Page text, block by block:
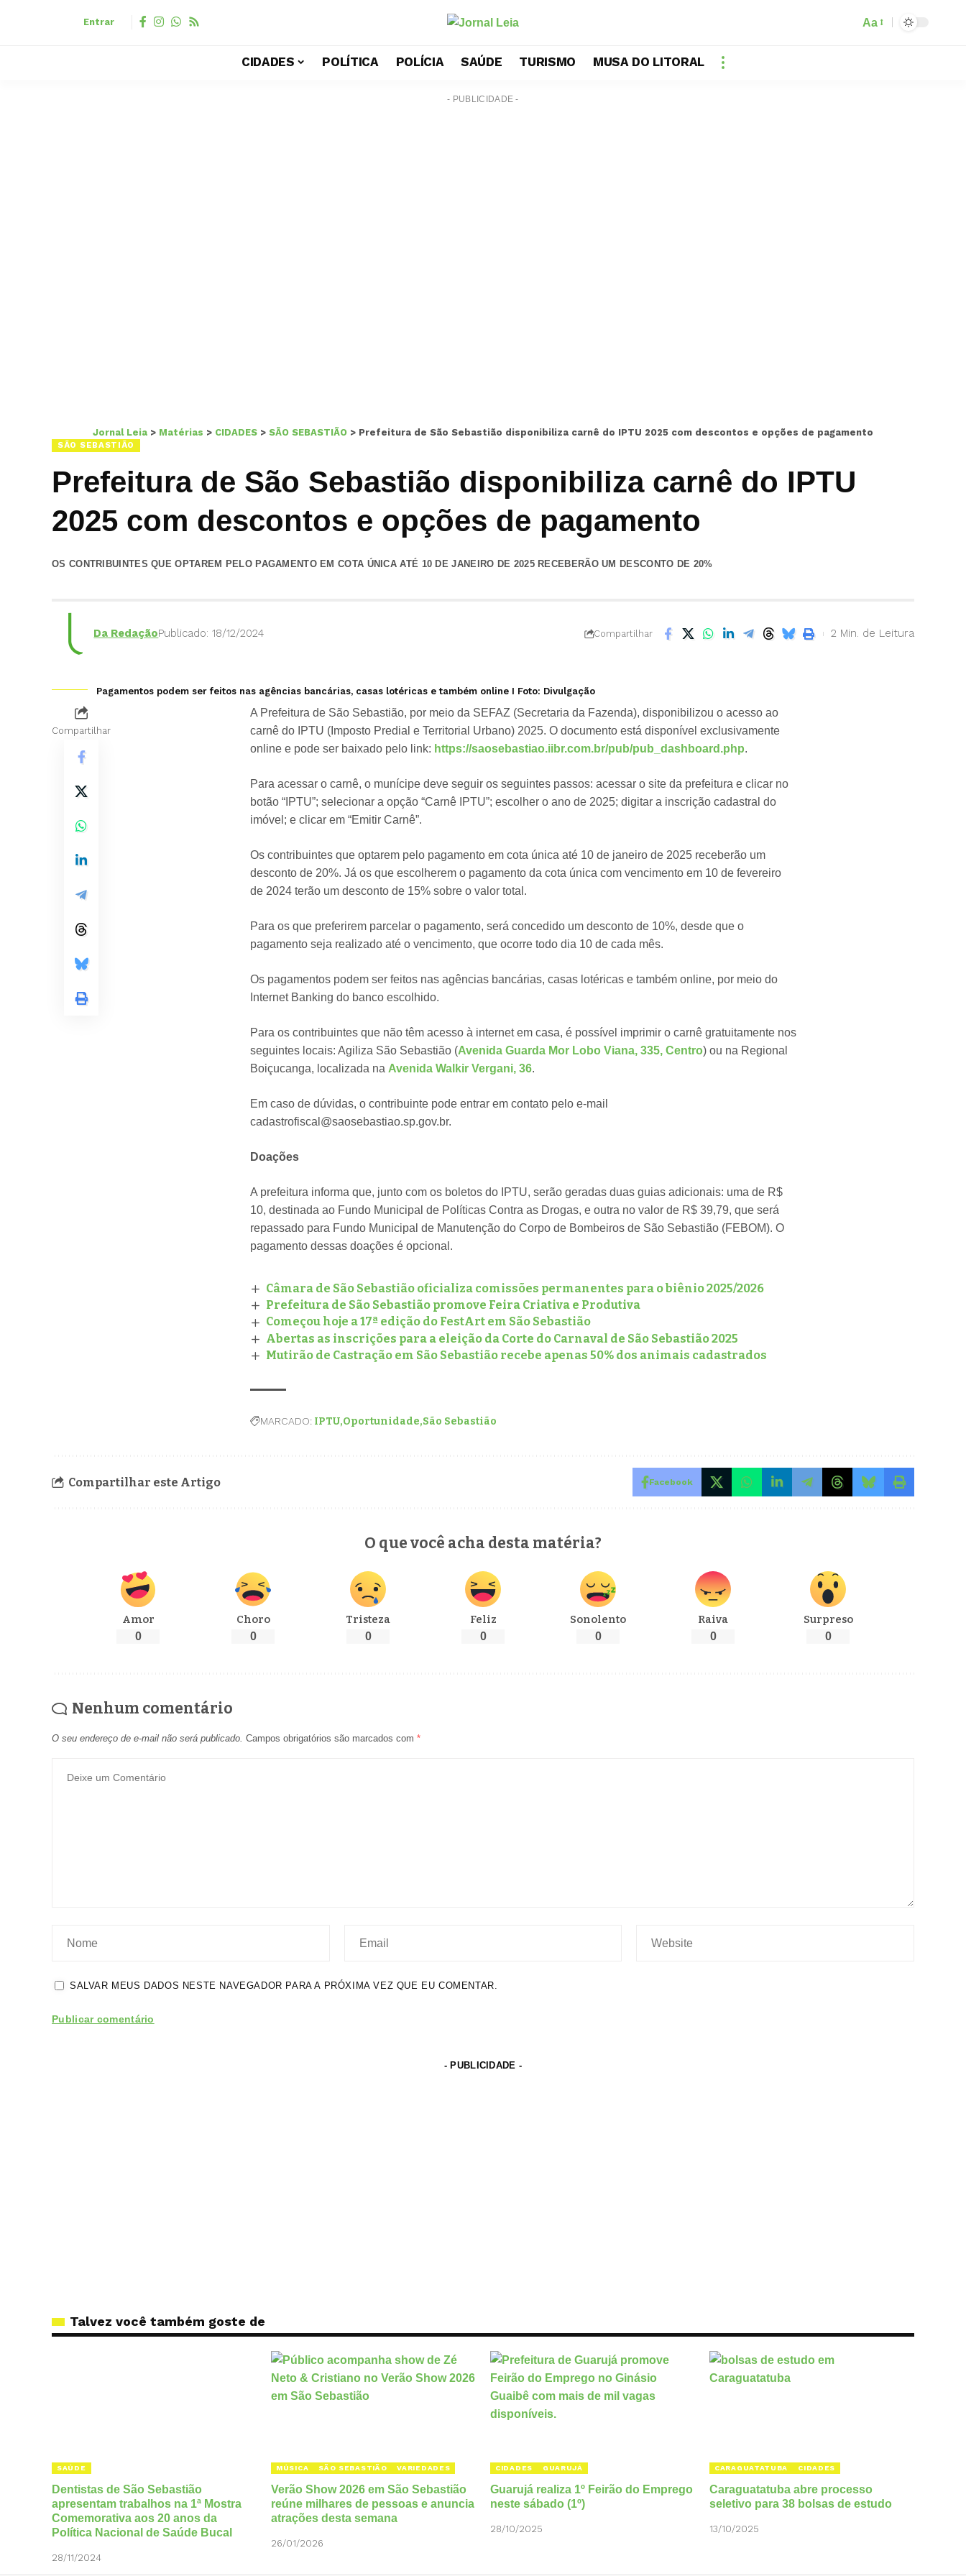
Entrar Aa
CIDADES POLÍTICA POLÍCIA SAÚDE TURISMO MUSA DO LITORAL
- PUBLICIDADE -
Jornal Leia > Matérias > CIDADES > SÃO SEBASTIÃO > Prefeitura de São Sebastião disponibiliza carnê do IPTU 2025 com descontos e opções de pagamento
SÃO SEBASTIÃO
Prefeitura de São Sebastião disponibiliza carnê do IPTU
2025 com descontos e opções de pagamento
OS CONTRIBUINTES QUE OPTAREM PELO PAGAMENTO EM COTA ÚNICA ATÉ 10 DE JANEIRO DE 2025 RECEBERÃO UM DESCONTO DE 20%
Da RedaçãoPublicado: 18/12/2024 Compartilhar 2 Min. de Leitura
Pagamentos podem ser feitos nas agências bancárias, casas lotéricas e também online I Foto: Divulgação
Compartilhar
A Prefeitura de São Sebastião, por meio da SEFAZ (Secretaria da Fazenda), disponibilizou o acesso ao
carnê do IPTU (Imposto Predial e Territorial Urbano) 2025. O documento está disponível exclusivamente
online e pode ser baixado pelo link: https://saosebastiao.iibr.com.br/pub/pub_dashboard.php.
Para acessar o carnê, o munícipe deve seguir os seguintes passos: acessar o site da prefeitura e clicar no
botão “IPTU”; selecionar a opção “Carnê IPTU”; escolher o ano de 2025; digitar a inscrição cadastral do
imóvel; e clicar em “Emitir Carnê”.
Os contribuintes que optarem pelo pagamento em cota única até 10 de janeiro de 2025 receberão um
desconto de 20%. Já os que escolherem o pagamento da cota única com vencimento em 10 de fevereiro
de 2024 terão um desconto de 15% sobre o valor total.
Para os que preferirem parcelar o pagamento, será concedido um desconto de 10%, desde que o
pagamento seja realizado até o vencimento, que ocorre todo dia 10 de cada mês.
Os pagamentos podem ser feitos nas agências bancárias, casas lotéricas e também online, por meio do
Internet Banking do banco escolhido.
Para os contribuintes que não têm acesso à internet em casa, é possível imprimir o carnê gratuitamente nos
seguintes locais: Agiliza São Sebastião (Avenida Guarda Mor Lobo Viana, 335, Centro) ou na Regional
Boiçucanga, localizada na Avenida Walkir Vergani, 36.
Em caso de dúvidas, o contribuinte pode entrar em contato pelo e-mail
cadastrofiscal@saosebastiao.sp.gov.br.
Doações
A prefeitura informa que, junto com os boletos do IPTU, serão geradas duas guias adicionais: uma de R$
10, destinada ao Fundo Municipal de Políticas Contra as Drogas, e outra no valor de R$ 39,79, que será
repassado para Fundo Municipal de Manutenção do Corpo de Bombeiros de São Sebastião (FEBOM). O
pagamento dessas doações é opcional.
Câmara de São Sebastião oficializa comissões permanentes para o biênio 2025/2026
Prefeitura de São Sebastião promove Feira Criativa e Produtiva
Começou hoje a 17ª edição do FestArt em São Sebastião
Abertas as inscrições para a eleição da Corte do Carnaval de São Sebastião 2025
Mutirão de Castração em São Sebastião recebe apenas 50% dos animais cadastrados
MARCADO: IPTU Oportunidade São Sebastião
Compartilhar este Artigo Facebook
O que você acha desta matéria?
Amor
0
Choro
0
Tristeza
0
Feliz
0
Sonolento
0
Raiva
0
Surpreso
0
Nenhum comentário
O seu endereço de e-mail não será publicado. Campos obrigatórios são marcados com *
SALVAR MEUS DADOS NESTE NAVEGADOR PARA A PRÓXIMA VEZ QUE EU COMENTAR.
- PUBLICIDADE -
Talvez você também goste de
SAÚDE
Dentistas de São Sebastião
apresentam trabalhos na 1ª Mostra
Comemorativa aos 20 anos da
Política Nacional de Saúde Bucal
28/11/2024
MÚSICA SÃO SEBASTIÃO VARIEDADES
Verão Show 2026 em São Sebastião
reúne milhares de pessoas e anuncia
atrações desta semana
26/01/2026
CIDADES GUARUJÁ
Guarujá realiza 1º Feirão do Emprego
neste sábado (1º)
28/10/2025
CARAGUATATUBA CIDADES
Caraguatatuba abre processo
seletivo para 38 bolsas de estudo
13/10/2025